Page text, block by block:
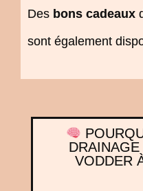
Des bons cadeaux
sont également
VODDER